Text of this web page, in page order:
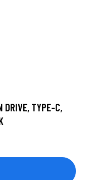
DRIVE, TYPE-C,